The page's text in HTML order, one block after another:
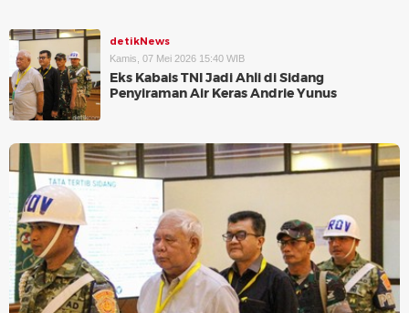
detikNews
Kamis, 07 Mei 2026 15:40 WIB
Eks Kabais TNI Jadi Ahli di Sidang
Penyiraman Air Keras Andrie Yunus